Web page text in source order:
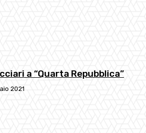
a “Quarta Repubblica”
2021